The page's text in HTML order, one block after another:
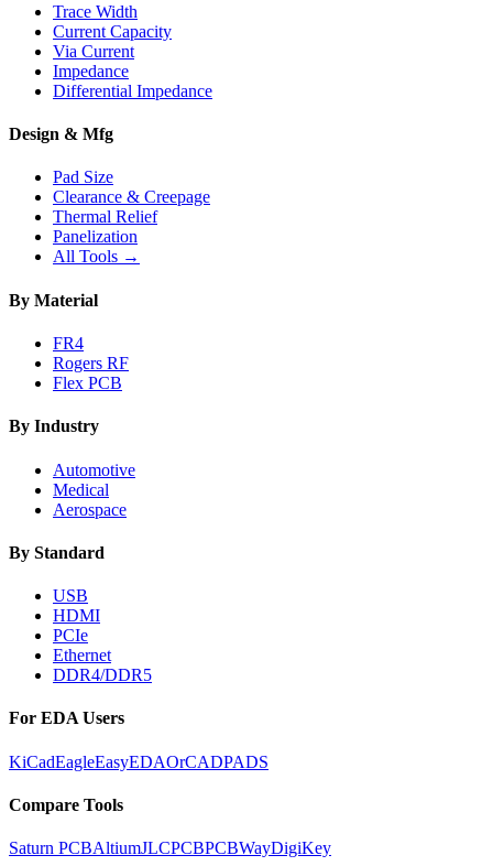
Trace Width
Current Capacity
Via Current
Impedance
Differential Impedance
Design & Mfg
Pad Size
Clearance & Creepage
Thermal Relief
Panelization
All Tools →
By Material
FR4
Rogers RF
Flex PCB
By Industry
Automotive
Medical
Aerospace
By Standard
USB
HDMI
PCIe
Ethernet
DDR4/DDR5
For EDA Users
KiCadEagleEasyEDAOrCADPADS
Compare Tools
Saturn PCBAltiumJLCPCBPCBWayDigiKey